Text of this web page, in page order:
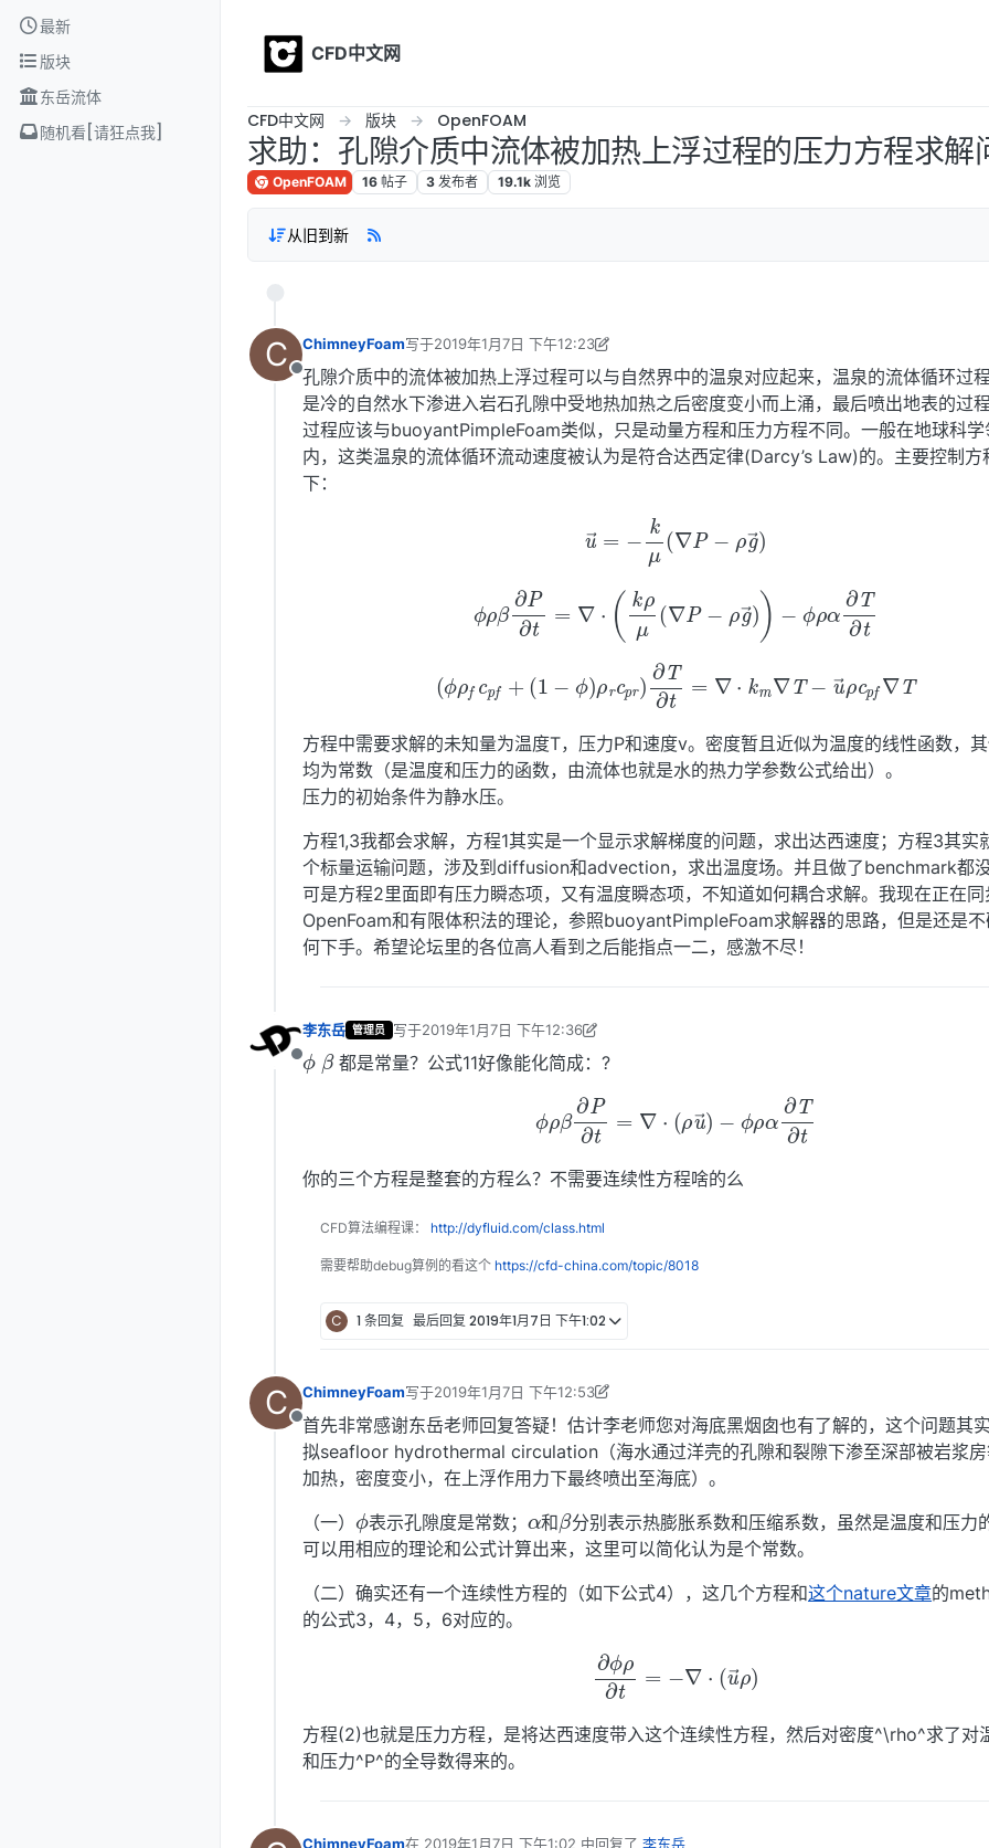
Skip to content
最新
版块
东岳流体
随机看[请狂点我]
CFD中文网
CFD中文网 版块 OpenFOAM
求助：孔隙介质中流体被加热上浮过程的压力方程求解
OpenFOAM 16 帖子 3 发布者 19.1k 浏览
从旧到新
C
离线
ChimneyFoam写于2019年1月7日 下午12:23
最后由 李东岳 编辑 2019年1月7日 下午8:34
孔隙介质中的流体被加热上浮过程可以与自然界中的温泉对应起来，温泉的流体循环过
是冷的自然水下渗进入岩石孔隙中受地热加热之后密度变小而上涌，最后喷出地表的过
过程应该与buoyantPimpleFoam类似，只是动量方程和压力方程不同。一般在地球科学
内，这类温泉的流体循环流动速度被认为是符合达西定律(Darcy’s Law)的。主要控制方
下：
→=−kμ(∇P−ρg
ρβ∂P∂ t= ∇ ⋅ (kρμ(∇P−ρg→))−ϕρα
fcpf+(1 −ϕ) ρrcpr)∂T∂t =∇⋅km∇T−u→ρc
方程中需要求解的未知量为温度T，压力P和速度v。密度暂且近似为温度的线性函数，
均为常数（是温度和压力的函数，由流体也就是水的热力学参数公式给出）。
压力的初始条件为静水压。
方程1,3我都会求解，方程1其实是一个显示求解梯度的问题，求出达西速度；方程3其实
个标量运输问题，涉及到diffusion和advection，求出温度场。并且做了benchmark都
可是方程2里面即有压力瞬态项，又有温度瞬态项，不知道如何耦合求解。我现在正在
OpenFoam和有限体积法的理论，参照buoyantPimpleFoam求解器的思路，但是还是
何下手。希望论坛里的各位高人看到之后能指点一二，感激不尽！
离线
李东岳 管理员 写于2019年1月7日 下午12:36
最后由 李东岳 编辑 2019年1月7日 下午8:38
ϕβ
都是常量？公式11好像能化简成：?
ρβ∂P∂ t= ∇⋅ (ρu → )−ϕρα
你的三个方程是整套的方程么？不需要连续性方程啥的么
CFD算法编程课： http://dyfluid.com/class.html
需要帮助debug算例的看这个 https://cfd-china.com/topic/8018
C 1 条回复 最后回复 2019年1月7日 下午1:02
C
离线
ChimneyFoam写于2019年1月7日 下午12:53
最后由 李东岳 编辑 2021年6月19日 下午3:07
首先非常感谢东岳老师回复答疑！估计李老师您对海底黑烟囱也有了解的，这个问题其
拟seafloor hydrothermal circulation（海水通过洋壳的孔隙和裂隙下渗至深部被岩浆
加热，密度变小，在上浮作用力下最终喷出至海底）。
（一）
表示孔隙度是常数；
α
和
分别表示热膨胀系数和压缩系数，虽然是温度和压力
可以用相应的理论和公式计算出来，这里可以简化认为是个常数。
（二）确实还有一个连续性方程的（如下公式4），这几个方程和这个nature文章的
的公式3，4，5，6对应的。
∂ϕρ∂t=−∇⋅(u→
方程(2)也就是压力方程，是将达西速度带入这个连续性方程，然后对密度^\rho^求了对
和压力^P^的全导数得来的。
ChimneyFoam在 2019年1月7日 下午1:02 中回复了 李东岳